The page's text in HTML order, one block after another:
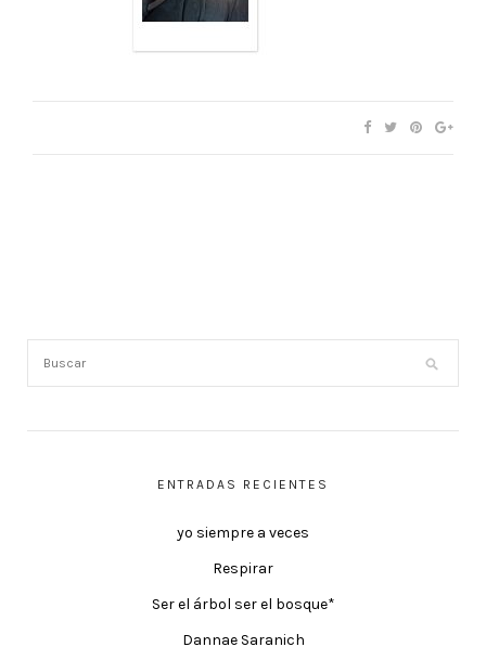
ENTRADAS RECIENTES
yo siempre a veces
Respirar
Ser el árbol ser el bosque*
Dannae Saranich